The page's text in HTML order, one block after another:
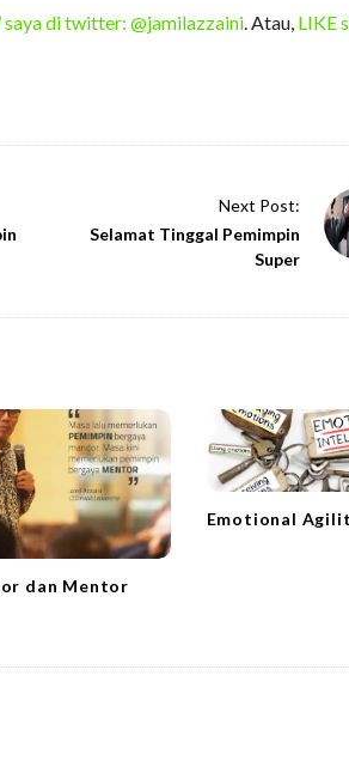
saya di twitter: @jamilazzaini. Atau, LIKE
Next Post:
Selamat Tinggal Pemimpin
Super
dan Mentor
Emotional